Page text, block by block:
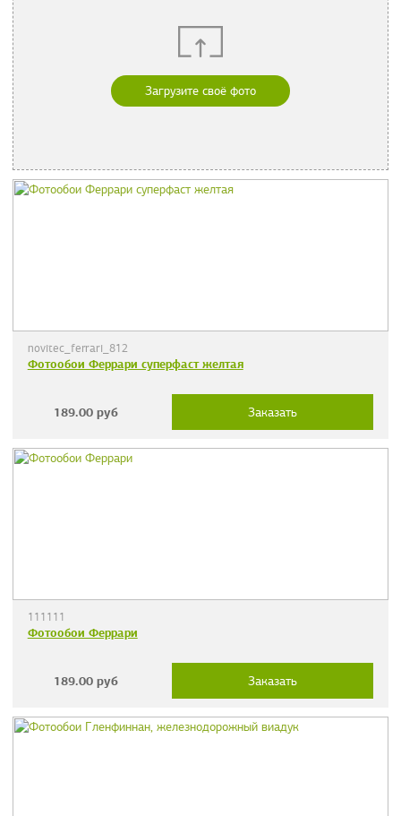
Загрузите своё фото
novitec_ferrari_812
Фотообои Феррари суперфаст желтая
189.00 руб Заказать
111111
Фотообои Феррари
189.00 руб Заказать